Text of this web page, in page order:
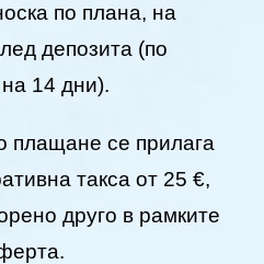
по плана, на
депозита (по
14 дни).
плащане се прилага
такса от 25 €,
друго в рамките